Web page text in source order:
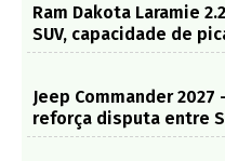
Ram Dakota Laramie
SUV, capacidade de
Jeep Commander
reforça disputa entre